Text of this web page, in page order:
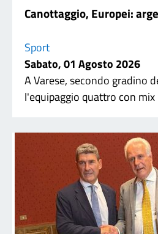
Canottaggio, Europei:
Sport
Sabato, 01 Agosto 2026
A Varese, secondo gradino
l'equipaggio quattro con mix